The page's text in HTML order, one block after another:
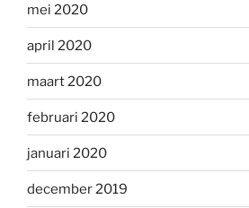
mei 2020
april 2020
maart 2020
februari 2020
januari 2020
december 2019